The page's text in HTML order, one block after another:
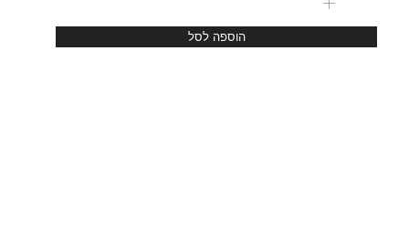
הוספה לסל